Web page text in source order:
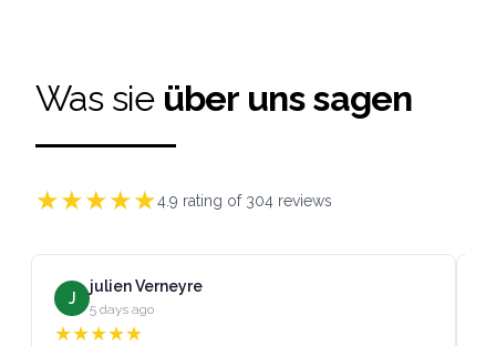
Was sie über uns sagen
★★★★★4.9 rating of 304 reviews
J
julien Verneyre
5 days ago
★★★★★